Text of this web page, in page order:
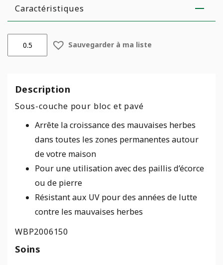
Caractéristiques
Géotextile
200
6'X150'
Sauvegarder à ma liste
Description
Sous-couche pour bloc et pavé
Arrête la croissance des mauvaises herbes
dans toutes les zones permanentes autour
de votre maison
Pour une utilisation avec des paillis d’écorce
ou de pierre
Résistant aux UV pour des années de lutte
contre les mauvaises herbes
WBP2006150
Soins